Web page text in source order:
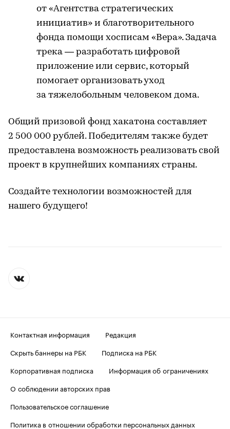
от «Агентства стратегических
инициатив» и благотворительного
фонда помощи хосписам «Вера». Задача
трека — разработать цифровой
приложение или сервис, который
помогает организовать уход
за тяжелобольным человеком дома.
Общий призовой фонд хакатона составляет
2 500 000 рублей. Победителям также будет
предоставлена возможность реализовать свой
проект в крупнейших компаниях страны.
Создайте технологии возможностей для
нашего будущего!
Контактная информация
Редакция
Скрыть баннеры на РБК
Подписка на РБК
Корпоративная подписка
Информация об ограничениях
О соблюдении авторских прав
Пользовательское соглашение
Политика в отношении обработки персональных данных